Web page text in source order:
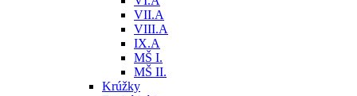
VII.A
VIII.A
IX.A
MŠ I.
MŠ II.
Krúžky